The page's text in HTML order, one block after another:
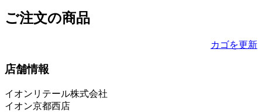
ご注文の商品
カゴを更新
店舗情報
イオンリテール株式会社
イオン京都西店